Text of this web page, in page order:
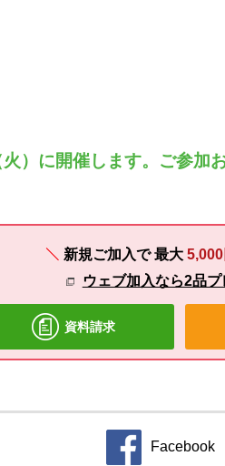
）に開催します。ご参加
新規ご加入で最大5,000
ウェブ加入なら2品プ
資料請求
Facebook
別のウィンドウ